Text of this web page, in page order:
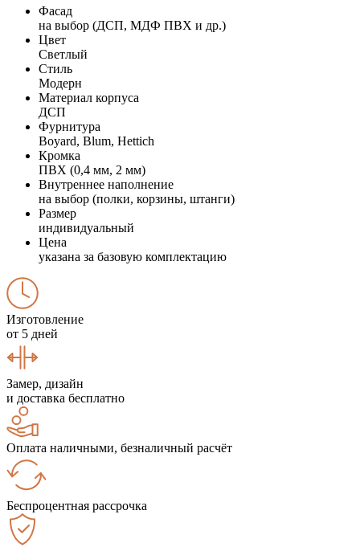
Фасад
на выбор (ДСП, МДФ ПВХ и др.)
Цвет
Светлый
Стиль
Модерн
Материал корпуса
ДСП
Фурнитура
Boyard, Blum, Hettich
Кромка
ПВХ (0,4 мм, 2 мм)
Внутреннее наполнение
на выбор (полки, корзины, штанги)
Размер
индивидуальный
Цена
указана за базовую комплектацию
Изготовление
от 5 дней
Замер, дизайн
и доставка бесплатно
Оплата наличными, безналичный расчёт
Беспроцентная рассрочка